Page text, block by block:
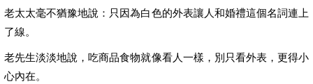
老太太毫不猶豫地說：只因為白色的外表讓人和婚禮這個名詞連上
了線。
老先生淡淡地說，吃商品食物就像看人一樣，別只看外表，更得小
心內在。